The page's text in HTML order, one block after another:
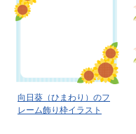
向日葵（ひまわり）のフ
レーム飾り枠イラスト